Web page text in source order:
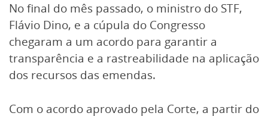
No final do mês passado, o ministro do STF,
Flávio Dino, e a cúpula do Congresso
chegaram a um acordo para garantir a
transparência e a rastreabilidade na aplicação
dos recursos das emendas.
Com o acordo aprovado pela Corte, a partir do